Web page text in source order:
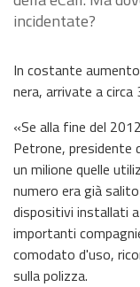
incidentate?
In costante
nera, arrivate a circa
«Se alla fine del
Petrone, presidente
un milione quelle
numero era già
dispositivi installati
importanti
comodato d'uso,
sulla polizza.